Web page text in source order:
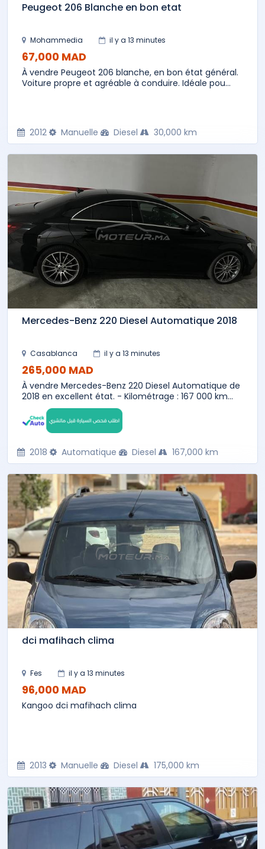
Peugeot 206 Blanche en bon etat
Mohammedia il y a 13 minutes
67,000 MAD
À vendre Peugeot 206 blanche, en bon état général.
Voiture propre et agréable à conduire. Idéale pou...
2012 Manuelle Diesel 30,000 km
Mercedes-Benz 220 Diesel Automatique 2018
Casablanca il y a 13 minutes
265,000 MAD
À vendre Mercedes-Benz 220 Diesel Automatique de
2018 en excellent état. - Kilométrage : 167 000 km...
2018 Automatique Diesel 167,000 km
dci mafihach clima
Fes il y a 13 minutes
96,000 MAD
Kangoo dci mafihach clima
2013 Manuelle Diesel 175,000 km